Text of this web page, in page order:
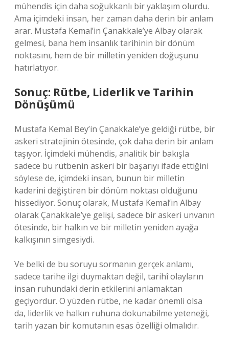
mühendis için daha soğukkanlı bir yaklaşım olurdu.
Ama içimdeki insan, her zaman daha derin bir anlam
arar. Mustafa Kemal’in Çanakkale’ye Albay olarak
gelmesi, bana hem insanlık tarihinin bir dönüm
noktasını, hem de bir milletin yeniden doğuşunu
hatırlatıyor.
Sonuç: Rütbe, Liderlik ve Tarihin
Dönüşümü
Mustafa Kemal Bey’in Çanakkale’ye geldiği rütbe, bir
askeri stratejinin ötesinde, çok daha derin bir anlam
taşıyor. İçimdeki mühendis, analitik bir bakışla
sadece bu rütbenin askeri bir başarıyı ifade ettiğini
söylese de, içimdeki insan, bunun bir milletin
kaderini değiştiren bir dönüm noktası olduğunu
hissediyor. Sonuç olarak, Mustafa Kemal’in Albay
olarak Çanakkale’ye gelişi, sadece bir askeri unvanın
ötesinde, bir halkın ve bir milletin yeniden ayağa
kalkışının simgesiydi.
Ve belki de bu soruyu sormanın gerçek anlamı,
sadece tarihe ilgi duymaktan değil, tarihî olayların
insan ruhundaki derin etkilerini anlamaktan
geçiyordur. O yüzden rütbe, ne kadar önemli olsa
da, liderlik ve halkın ruhuna dokunabilme yeteneği,
tarih yazan bir komutanın esas özelliği olmalıdır.